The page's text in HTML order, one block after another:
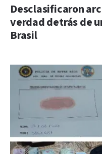
Desclasificaron
verdad detrás de
Brasil